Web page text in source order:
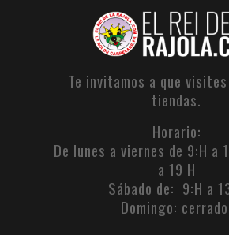
Te invitamos a que
tiendas.
Horario:
De lunes a viernes de 9:H a
a 19 H
Sábado de: 9:H a
Domingo: